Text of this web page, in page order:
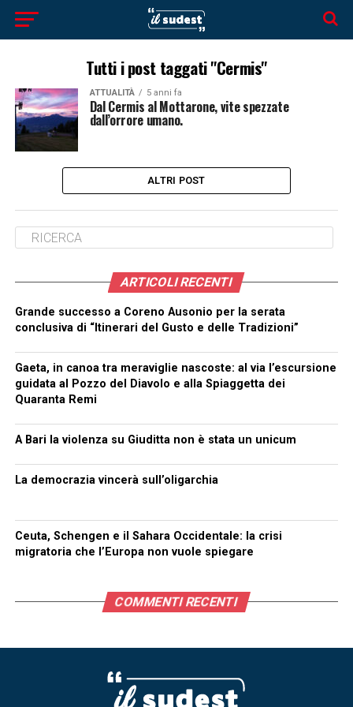
Tutti i post taggati "Cermis"
ATTUALITÀ 5 anni fa
Dal Cermis al Mottarone, vite spezzate
dall’orrore umano.
ALTRI POST
ARTICOLI RECENTI
Grande successo a Coreno Ausonio per la serata
conclusiva di “Itinerari del Gusto e delle Tradizioni”
Gaeta, in canoa tra meraviglie nascoste: al via l’escursione
guidata al Pozzo del Diavolo e alla Spiaggetta dei
Quaranta Remi
A Bari la violenza su Giuditta non è stata un unicum
La democrazia vincerà sull’oligarchia
Ceuta, Schengen e il Sahara Occidentale: la crisi
migratoria che l’Europa non vuole spiegare
COMMENTI RECENTI